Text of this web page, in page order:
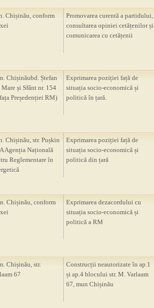
Chișinău, conform
Promovarea curentă a partidului,
consultarea opiniei cetățenilor și
comunicarea cu cetățenii
Chișinăubd. Ștefan
și Sfânt nr. 154
Președenției RM)
Exprimarea poziției față de
situația socio-economică și
politică în țară.
Chișinău, str. Pușkin
Agenția Națională
Reglementare în
Exprimarea poziției față de
situația socio-economică și
politică din țară
Chișinău, conform
Exprimarea dezacordului cu
situația socio-economică și
politică a RM
Chișinău, str.
67
Construcții neautorizate în ap.1
și ap.4 blocului str. M. Varlaam
67, mun Chișinău